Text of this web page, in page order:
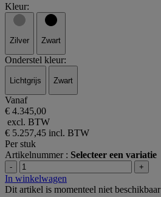
Kleur:
Zilver Zwart
Onderstel kleur:
Lichtgrijs Zwart
Vanaf
€ 4.345,00
excl. BTW
€ 5.257,45 incl. BTW
Per stuk
Artikelnummer : Selecteer een variatie
- +
In winkelwagen
Dit artikel is momenteel niet beschikbaar